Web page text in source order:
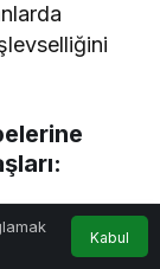
EN YÜKSEK
Kabul
Bildirimler
0